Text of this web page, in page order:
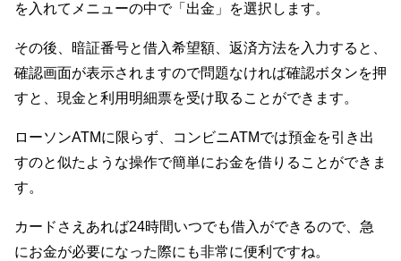
を入れてメニューの中で「出金」を選択します。
その後、暗証番号と借入希望額、返済方法を入力すると、
確認画面が表示されますので問題なければ確認ボタンを押
すと、現金と利用明細票を受け取ることができます。
ローソンATMに限らず、コンビニATMでは預金を引き出
すのと似たような操作で簡単にお金を借りることができま
す。
カードさえあれば24時間いつでも借入ができるので、急
にお金が必要になった際にも非常に便利ですね。